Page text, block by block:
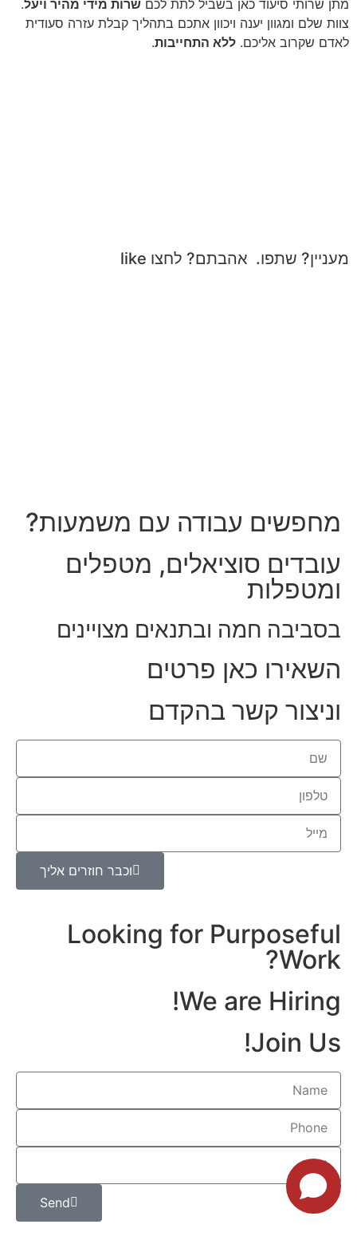
מתן שרותי סיעוד כאן בשביל לתת לכם שרות מידי מהיר ויעל.
צוות שלם ומגוון יענה ויכוון אתכם בתהליך קבלת עזרה סעודית
לאדם שקרוב אליכם. ללא התחייבות.
מעניין? שתפו. אהבתם? לחצו like
מחפשים עבודה עם משמעות?
עובדים סוציאלים, מטפלים
ומטפלות
בסביבה חמה ובתנאים מצויינים
השאירו כאן פרטים
וניצור קשר בהקדם
וכבר חוזרים אליך
Looking for Purposeful
Work?
We are Hiring!
Join Us!
Send